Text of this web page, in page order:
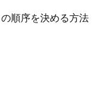
順序を決める方法